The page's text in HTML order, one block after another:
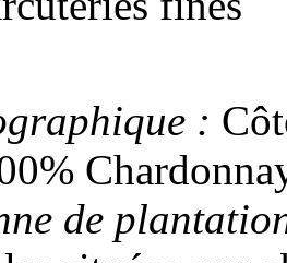
:
de